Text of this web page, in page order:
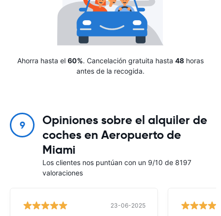
Ahorra hasta el 60%. Cancelación gratuita hasta 48 horas
antes de la recogida.
9
Opiniones sobre el alquiler de
coches en Aeropuerto de
Miami
Los clientes nos puntúan con un 9/10 de 8197
valoraciones
23-06-2025